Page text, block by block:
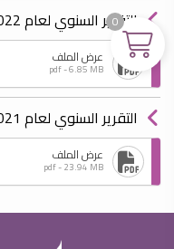
التقرير السنوي لعام 2022
عرض الملف
pdf - 6.85 MB
التقرير السنوي لعام 2021
عرض الملف
pdf - 23.94 MB
0